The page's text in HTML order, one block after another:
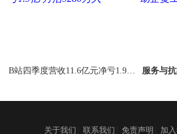
B站四季度营收11.6亿元净亏1.9亿
服务与
关于我们 联系我们 免责声明 加